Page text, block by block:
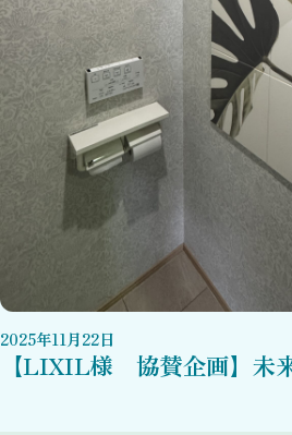
2025年11月22日
【LIXIL様 協賛企画】